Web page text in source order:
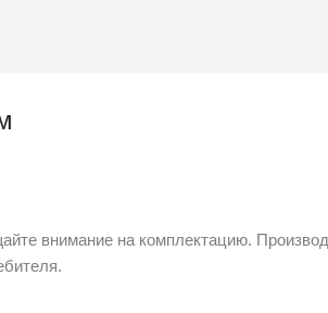
внимание на комплектацию.